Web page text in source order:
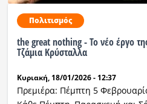
Πολιτισμός
the great nothing - Το νέο έργο
Τζάμια Κρύσταλλα
Κυριακή, 18/01/2026 - 12:37
Πρεμιέρα: Πέμπτη 5